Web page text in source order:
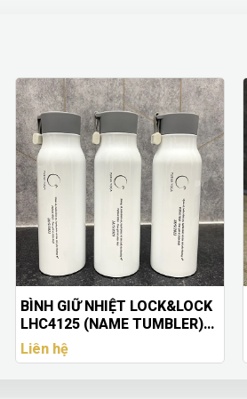
BÌNH GIỮ NHIỆT LOCK&LOCK
LHC4125 (NAME TUMBLER)
500ML IN LOGO THEO YÊU
CẦU – THÉP KHÔNG GỈ 304,
Liên hệ